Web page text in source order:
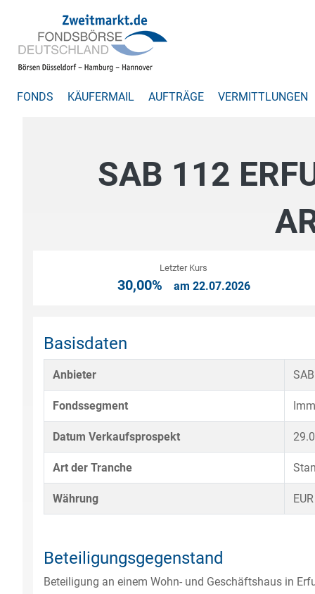
FONDS KÄUFERMAIL AUFTRÄGE VERMITTLUNGEN
SAB 112
Letzter Kurs
30,00% am 22.07.2026
Basisdaten
Anbieter SAB
Fondssegment
Datum Verkaufsprospekt
Art der Tranche
Währung EUR
Beteiligungsgegenstand
Beteiligung an einem Wohn- und Geschäftshaus in